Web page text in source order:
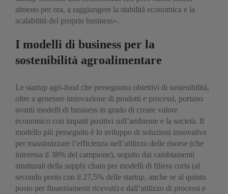
almeno per ora, a raggiungere la stabilità economica e la
scalabilità del proprio business».
I modelli di business per la
sostenibilità agroalimentare
Le startup agri-food che perseguono obiettivi di sostenibilità,
oltre a generare innovazione di prodotti e processi, portano
avanti modelli di business in grado di creare valore
economico con impatti positivi sull’ambiente e la società. Il
modello più perseguito è lo sviluppo di soluzioni innovative
per massimizzare l’efficienza nell’utilizzo delle risorse (che
interessa il 38% del campione), seguito dai cambiamenti
strutturali della supply chain per modelli di filiera corta (al
secondo posto con il 27,5% delle startup, anche se al quinto
posto per finanziamenti ricevuti) e dall’utilizzo di processi e